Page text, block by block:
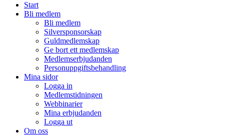
Start
Bli medlem
Bli medlem
Silversponsorskap
Guldmedlemskap
Ge bort ett medlemskap
Medlemserbjudanden
Personuppgiftsbehandling
Mina sidor
Logga in
Medlemstidningen
Webbinarier
Mina erbjudanden
Logga ut
Om oss